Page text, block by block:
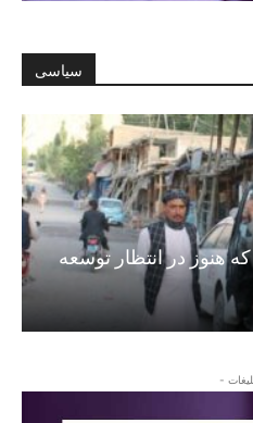
سیاسی
هنوز در انتظار توسعه
-